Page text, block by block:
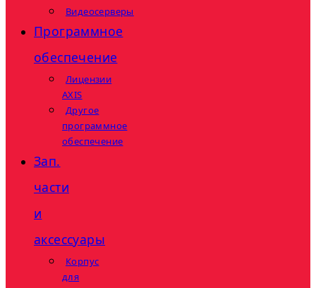
Видеосерверы
Программное
обеспечение
Лицензии
AXIS
Другое
программное
обеспечение
Зап.
части
и
аксессуары
Корпус
для